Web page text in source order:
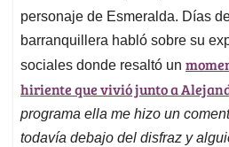
p
k
n
personaje de Esmeralda. Días
barranquillera habló sobre su
sociales donde resaltó un
hiriente que vivió junto a
programa ella me hizo un
todavía debajo del disfraz y